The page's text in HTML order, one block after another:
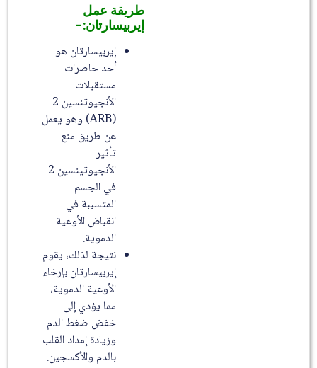
طريقة عمل
إيربيسارتان:-
إيربيسارتان هو
أحد حاصرات
مستقبلات
الأنجيوتنسين 2
(ARB) وهو يعمل
عن طريق منع
تأثير
الأنجيوتينسين 2
في الجسم
المتسببة في
انقباض الأوعية
الدموية.
نتيجة لذلك، يقوم
إيربيسارتان بإرخاء
الأوعية الدموية،
مما يؤدي إلى
خفض ضغط الدم
وزيادة إمداد القلب
بالدم والأكسجين.